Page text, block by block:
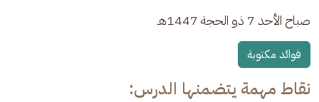
صباح الأحد 7 ذو الحجة 1447هـ
فوائد مكتوبة
نقاط مهمة يتضمنها الدرس: